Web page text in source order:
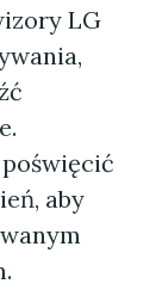
LG
aby